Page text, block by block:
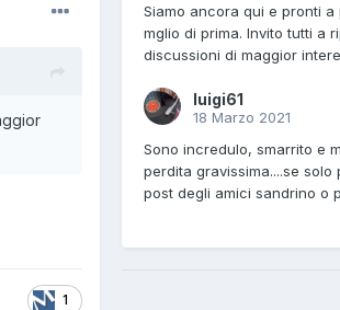
1
Siamo ancora qui e pronti a
mglio di prima. Invito tutti a
discussioni di maggior
luigi61
18 Marzo 2021
Sono incredulo, smarrito e
perdita gravissima....se solo
post degli amici sandrino o